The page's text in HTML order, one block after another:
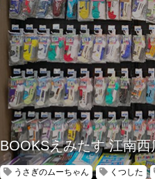
BOOKSえみたす 江南
うさぎのムーちゃん くつした